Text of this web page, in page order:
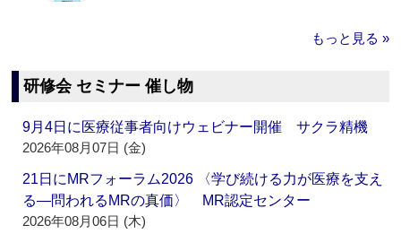
もっと見る »
研修会 セミナー 催し物
9月4日に医療従事者向けウェビナー開催 サクラ精機
2026年08月07日 (金)
21日にMRフォーラム2026 〈学び続ける力が医療を支え
る―問われるMRの真価〉 MR認定センター
2026年08月06日 (木)